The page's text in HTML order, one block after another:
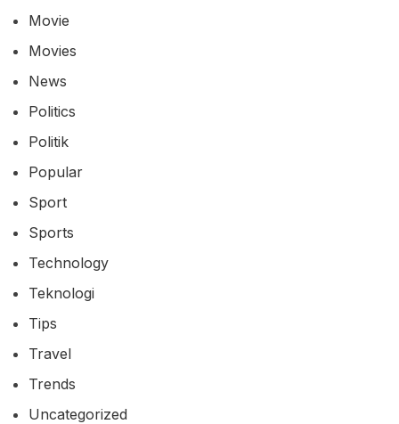
Movie
Movies
News
Politics
Politik
Popular
Sport
Sports
Technology
Teknologi
Tips
Travel
Trends
Uncategorized